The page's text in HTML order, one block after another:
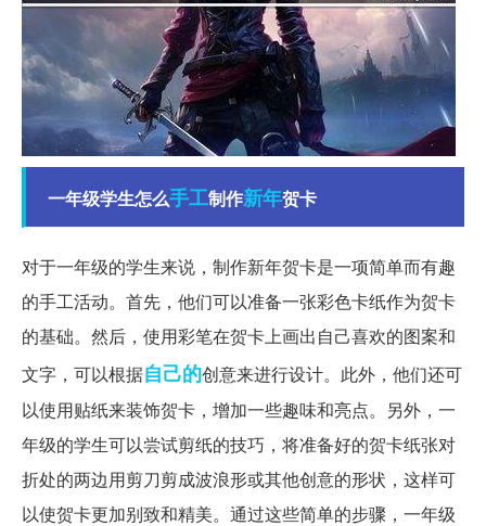
一年级学生怎么手工制作新年贺卡
对于一年级的学生来说，制作新年贺卡是一项简单而有趣
的手工活动。首先，他们可以准备一张彩色卡纸作为贺卡
的基础。然后，使用彩笔在贺卡上画出自己喜欢的图案和
文字，可以根据自己的创意来进行设计。此外，他们还可
以使用贴纸来装饰贺卡，增加一些趣味和亮点。另外，一
年级的学生可以尝试剪纸的技巧，将准备好的贺卡纸张对
折处的两边用剪刀剪成波浪形或其他创意的形状，这样可
以使贺卡更加别致和精美。通过这些简单的步骤，一年级